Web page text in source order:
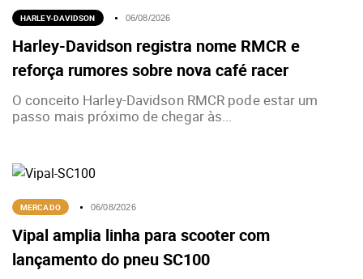
HARLEY-DAVIDSON 06/08/2026
Harley-Davidson registra nome RMCR e
reforça rumores sobre nova café racer
O conceito Harley-Davidson RMCR pode estar um
passo mais próximo de chegar às...
MERCADO 06/08/2026
Vipal amplia linha para scooter com
lançamento do pneu SC100